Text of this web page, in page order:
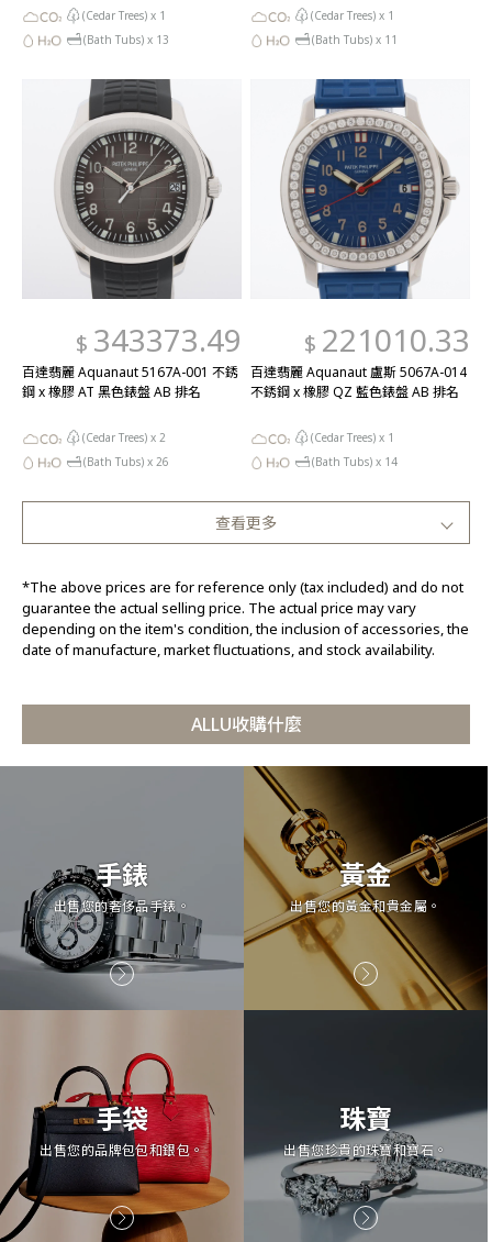
(Cedar Trees) x 1
(Bath Tubs) x 13
(Cedar Trees) x 1
(Bath Tubs) x 11
$ 343373.49
百達翡麗 Aquanaut 5167A-001 不銹
鋼 x 橡膠 AT 黑色錶盤 AB 排名
(Cedar Trees) x 2
(Bath Tubs) x 26
$ 221010.33
百達翡麗 Aquanaut 盧斯 5067A-014
不銹鋼 x 橡膠 QZ 藍色錶盤 AB 排名
(Cedar Trees) x 1
(Bath Tubs) x 14
查看更多
*The above prices are for reference only (tax included) and do not
guarantee the actual selling price. The actual price may vary
depending on the item's condition, the inclusion of accessories, the
date of manufacture, market fluctuations, and stock availability.
ALLU收購什麼
手錶
出售您的奢侈品手錶。
黃金
出售您的黃金和貴金屬。
手袋
出售您的品牌包包和銀包。
珠寶
出售您珍貴的珠寶和寶石。